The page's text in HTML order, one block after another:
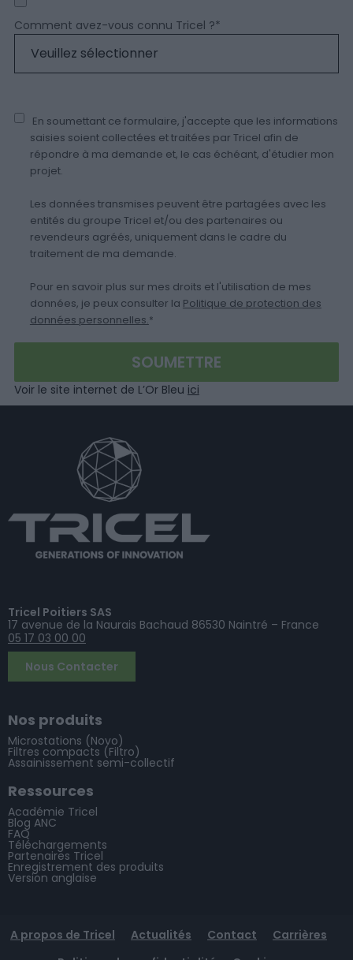
Comment avez-vous connu Tricel ?*
En soumettant ce formulaire, j'accepte que les informations
saisies soient collectées et traitées par Tricel afin de
répondre à ma demande et, le cas échéant, d'étudier mon
projet.
Les données transmises peuvent être partagées avec les
entités du groupe Tricel et/ou des partenaires ou
revendeurs agréés, uniquement dans le cadre du
traitement de ma demande.
Pour en savoir plus sur mes droits et l'utilisation de mes
données, je peux consulter la Politique de protection des
données personnelles.*
Voir le site internet de L’Or Bleu ici
Tricel Poitiers SAS
17 avenue de la Naurais Bachaud 86530 Naintré – France
05 17 03 00 00
Nous Contacter
Nos produits
Microstations (Novo)
Filtres compacts (Filtro)
Assainissement semi-collectif
Ressources
Académie Tricel
Blog ANC
FAQ
Téléchargements
Partenaires Tricel
Enregistrement des produits
Version anglaise
A propos de Tricel Actualités Contact
Carrières